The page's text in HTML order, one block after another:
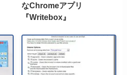
なChromeアプリ
『Writebox』